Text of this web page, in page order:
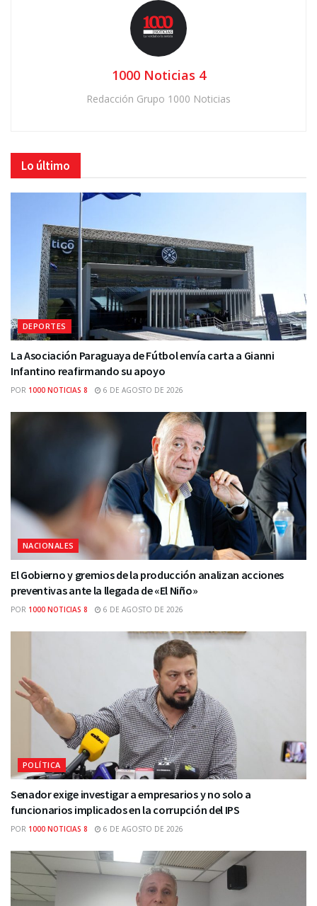
1000 Noticias 4
Redacción Grupo 1000 Noticias
Lo último
DEPORTES
La Asociación Paraguaya de Fútbol envía carta a Gianni
Infantino reafirmando su apoyo
POR 1000 NOTICIAS 8 6 DE AGOSTO DE 2026
NACIONALES
El Gobierno y gremios de la producción analizan acciones
preventivas ante la llegada de «El Niño»
POR 1000 NOTICIAS 8 6 DE AGOSTO DE 2026
POLÍTICA
Senador exige investigar a empresarios y no solo a
funcionarios implicados en la corrupción del IPS
POR 1000 NOTICIAS 8 6 DE AGOSTO DE 2026